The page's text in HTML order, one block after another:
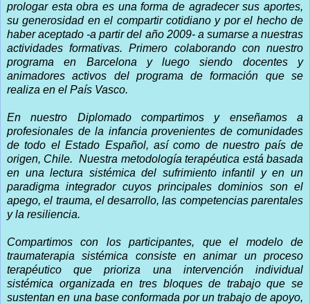
prologar esta obra es una forma de agradecer sus aportes,
su generosidad en el compartir cotidiano y por el hecho de
haber aceptado -a partir del año 2009- a sumarse a nuestras
actividades formativas. Primero colaborando con nuestro
programa en Barcelona y luego siendo docentes y
animadores activos del programa de formación que se
realiza en el País Vasco.
En nuestro Diplomado compartimos y enseñamos a
profesionales de la infancia provenientes de comunidades
de todo el Estado Español, así como de nuestro país de
origen, Chile.
Nuestra metodología terapéutica está basada
en una lectura sistémica del sufrimiento infantil y en un
paradigma integrador cuyos principales dominios son el
apego, el trauma, el desarrollo, las competencias parentales
y la resiliencia.
Compartimos con los participantes, que el modelo de
traumaterapia sistémica consiste en animar un proceso
terapéutico que prioriza una intervención individual
sistémica organizada en tres bloques de trabajo que se
sustentan en una base conformada por un trabajo de apoyo,